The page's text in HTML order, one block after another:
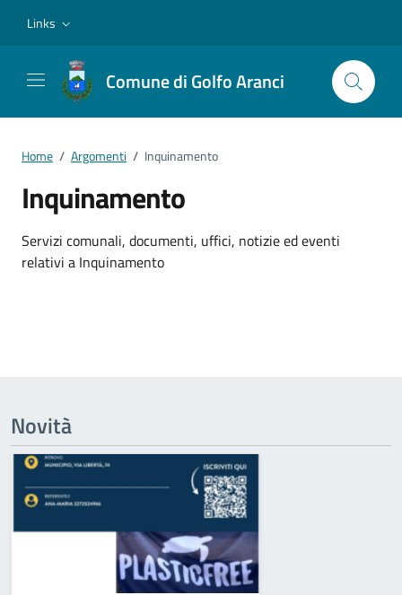
Links
Comune di Golfo Aranci
Home / Argomenti / Inquinamento
Inquinamento
Dettagli dell'argomento
Servizi comunali, documenti, uffici, notizie ed eventi
relativi a Inquinamento
Novità